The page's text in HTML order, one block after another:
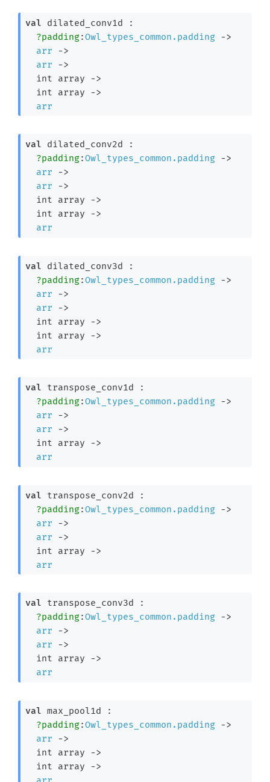
val dilated_conv1d :
?padding:Owl_types_common.padding ->
arr
->
arr
->
int array
->
int array
->
arr
val dilated_conv2d :
?padding:Owl_types_common.padding ->
arr
->
arr
->
int array
->
int array
->
arr
val dilated_conv3d :
?padding:Owl_types_common.padding ->
arr
->
arr
->
int array
->
int array
->
arr
val transpose_conv1d :
?padding:Owl_types_common.padding ->
arr
->
arr
->
int array
->
arr
val transpose_conv2d :
?padding:Owl_types_common.padding ->
arr
->
arr
->
int array
->
arr
val transpose_conv3d :
?padding:Owl_types_common.padding ->
arr
->
arr
->
int array
->
arr
val max_pool1d :
?padding:Owl_types_common.padding ->
arr
->
int array
->
int array
->